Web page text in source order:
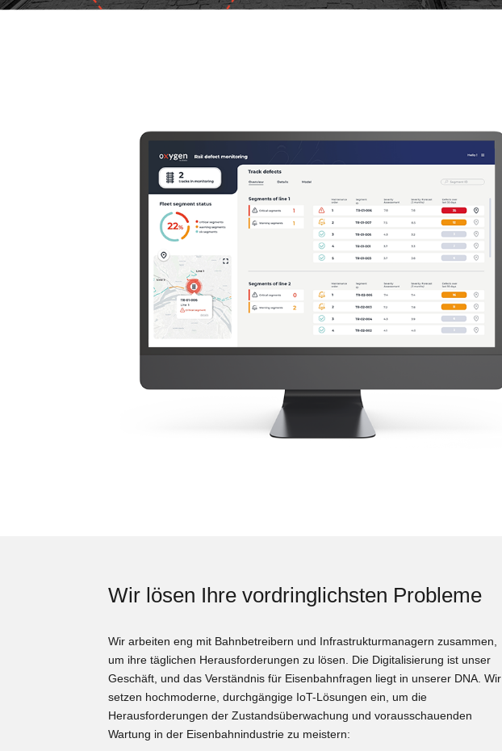
Wir lösen Ihre vordringlichsten Probleme
Wir arbeiten eng mit Bahnbetreibern und Infrastrukturmanagern zusammen,
um ihre täglichen Herausforderungen zu lösen. Die Digitalisierung ist unser
Geschäft, und das Verständnis für Eisenbahnfragen liegt in unserer DNA. Wir
setzen hochmoderne, durchgängige IoT-Lösungen ein, um die
Herausforderungen der Zustandsüberwachung und vorausschauenden
Wartung in der Eisenbahnindustrie zu meistern: